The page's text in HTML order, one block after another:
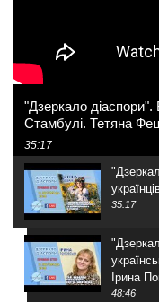
"Дзеркало діаспори".
Стамбулі. Тетяна
35:17
35:17
Ірина
48:46